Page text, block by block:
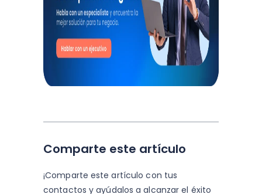
Comparte este artículo
¡Comparte este artículo con tus
contactos y ayúdalos a alcanzar el éxito